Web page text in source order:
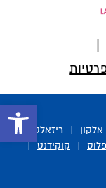
פתח
ריזאלטס
|
קוקידנט